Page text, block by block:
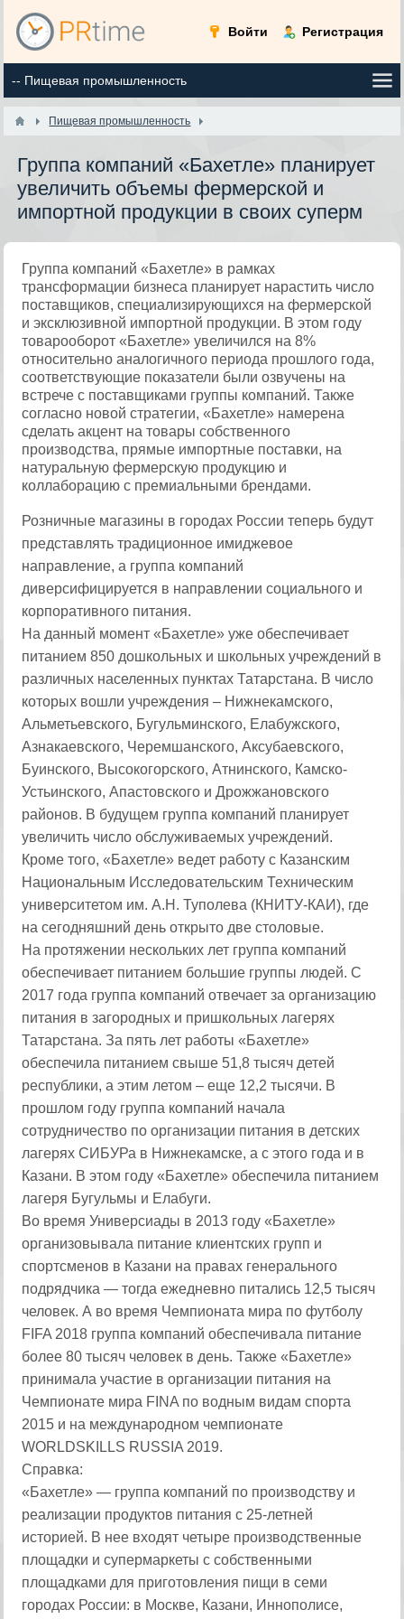
Войти Регистрация
Пищевая промышленность
Группа компаний «Бахетле» планирует
увеличить объемы фермерской и
импортной продукции в своих суперм
Группа компаний «Бахетле» в рамках
трансформации бизнеса планирует нарастить число
поставщиков, специализирующихся на фермерской
и эксклюзивной импортной продукции. В этом году
товарооборот «Бахетле» увеличился на 8%
относительно аналогичного периода прошлого года,
соответствующие показатели были озвучены на
встрече с поставщиками группы компаний. Также
согласно новой стратегии, «Бахетле» намерена
сделать акцент на товары собственного
производства, прямые импортные поставки, на
натуральную фермерскую продукцию и
коллаборацию с премиальными брендами.
Розничные магазины в городах России теперь будут
представлять традиционное имиджевое
направление, а группа компаний
диверсифицируется в направлении социального и
корпоративного питания.
На данный момент «Бахетле» уже обеспечивает
питанием 850 дошкольных и школьных учреждений в
различных населенных пунктах Татарстана. В число
которых вошли учреждения – Нижнекамского,
Альметьевского, Бугульминского, Елабужского,
Азнакаевского, Черемшанского, Аксубаевского,
Буинского, Высокогорского, Атнинского, Камско-
Устьинского, Апастовского и Дрожжановского
районов. В будущем группа компаний планирует
увеличить число обслуживаемых учреждений.
Кроме того, «Бахетле» ведет работу с Казанским
Национальным Исследовательским Техническим
университетом им. А.Н. Туполева (КНИТУ-КАИ), где
на сегодняшний день открыто две столовые.
На протяжении нескольких лет группа компаний
обеспечивает питанием большие группы людей. С
2017 года группа компаний отвечает за организацию
питания в загородных и пришкольных лагерях
Татарстана. За пять лет работы «Бахетле»
обеспечила питанием свыше 51,8 тысяч детей
республики, а этим летом – еще 12,2 тысячи. В
прошлом году группа компаний начала
сотрудничество по организации питания в детских
лагерях СИБУРа в Нижнекамске, а с этого года и в
Казани. В этом году «Бахетле» обеспечила питанием
лагеря Бугульмы и Елабуги.
Во время Универсиады в 2013 году «Бахетле»
организовывала питание клиентских групп и
спортсменов в Казани на правах генерального
подрядчика — тогда ежедневно питались 12,5 тысяч
человек. А во время Чемпионата мира по футболу
FIFA 2018 группа компаний обеспечивала питание
более 80 тысяч человек в день. Также «Бахетле»
принимала участие в организации питания на
Чемпионате мира FINA по водным видам спорта
2015 и на международном чемпионате
WORLDSKILLS RUSSIA 2019.
Справка:
«Бахетле» — группа компаний по производству и
реализации продуктов питания с 25-летней
историей. В нее входят четыре производственные
площадки и супермаркеты с собственными
площадками для приготовления пищи в семи
городах России: в Москве, Казани, Иннополисе,